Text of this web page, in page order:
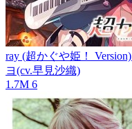
ray (超かぐや姫！ Version)
ヨ(cv.早見沙織)
1.7M 6